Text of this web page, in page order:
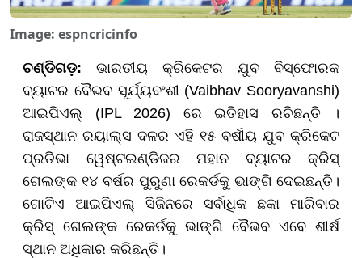
Image: espncricinfo
ଚଣ୍ଡିଗଡ଼: ଭାରତୀୟ କ୍ରିକେଟର ଯୁବ ବିସ୍ଫୋରକ
ବ୍ୟାଟର ବୈଭବ ସୂର୍ଯ୍ୟବଂଶୀ (Vaibhav Sooryavanshi)
ଆଇପିଏଲ୍ (IPL 2026) ରେ ଇତିହାସ ରଚିଛନ୍ତି ।
ରାଜସ୍ଥାନ ରୟାଲ୍ସ ଦଳର ଏହି ୧୫ ବର୍ଷୀୟ ଯୁବ କ୍ରିକେଟ
ପ୍ରତିଭା ୱେଷ୍ଟଇଣ୍ଡିଜର ମହାନ ବ୍ୟାଟର କ୍ରିସ୍
ଗେଲଙ୍କ ୧୪ ବର୍ଷର ପୁରୁଣା ରେକର୍ଡକୁ ଭାଙ୍ଗି ଦେଇଛନ୍ତି।
ଗୋଟିଏ ଆଇପିଏଲ୍ ସିଜିନରେ ସର୍ବାଧିକ ଛକା ମାରିବାର
କ୍ରିସ୍ ଗେଲଙ୍କ ରେକର୍ଡକୁ ଭାଙ୍ଗି ବୈଭବ ଏବେ ଶୀର୍ଷ
ସ୍ଥାନ ଅଧିକାର କରିଛନ୍ତି।